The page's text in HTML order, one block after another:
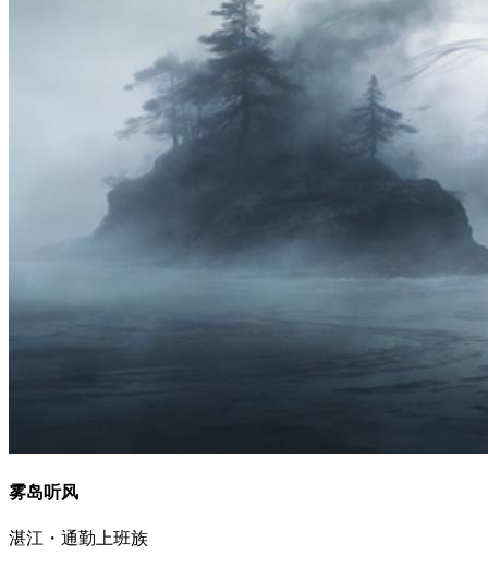
雾岛听风
湛江・通勤上班族